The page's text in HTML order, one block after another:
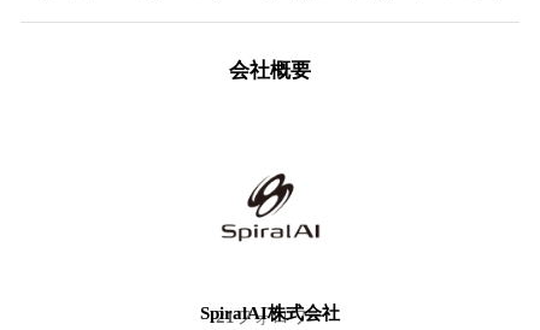
会社概要
SpiralAI株式会社
21フォロワー